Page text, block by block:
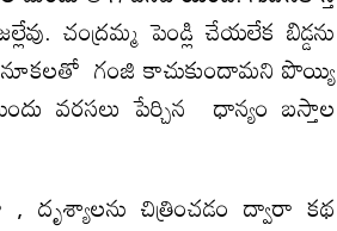
చంద్రమ్మ పెండ్లి చేయలేక బిడ్డను
నూకలతో గంజి కాచుకుందామని పొయ్యి
వరసలు పేర్చిన ధాన్యం బస్తాల
చిత్రించడం ద్వారా కథ